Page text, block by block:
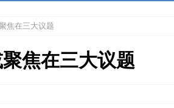
准美军基地
闯关记 美军结盟控制马六甲海峡 视频
军中震荡
焦在三大议题
焦在三大议题